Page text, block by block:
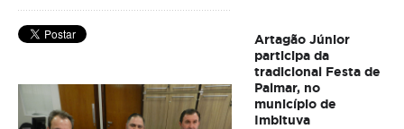
Artagão Júnior
participa da
tradicional Festa de
Palmar, no
município de
Imbituva